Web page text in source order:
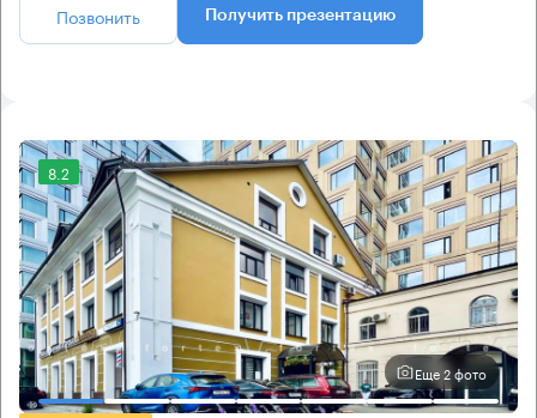
Позвонить Получить презентацию
8.2
Еще 2 фото